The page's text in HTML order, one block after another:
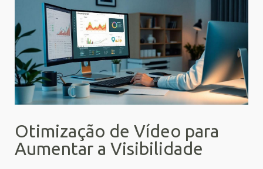
Otimização de Vídeo para
Aumentar a Visibilidade